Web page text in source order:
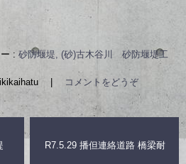
: 砂防堰堤, (砂)古木谷川 砂防堰堤工
コメントをどうぞ
R7.5.29 播但連絡道路 橋梁耐